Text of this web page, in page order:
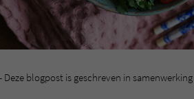
Deze blogpost is geschreven in